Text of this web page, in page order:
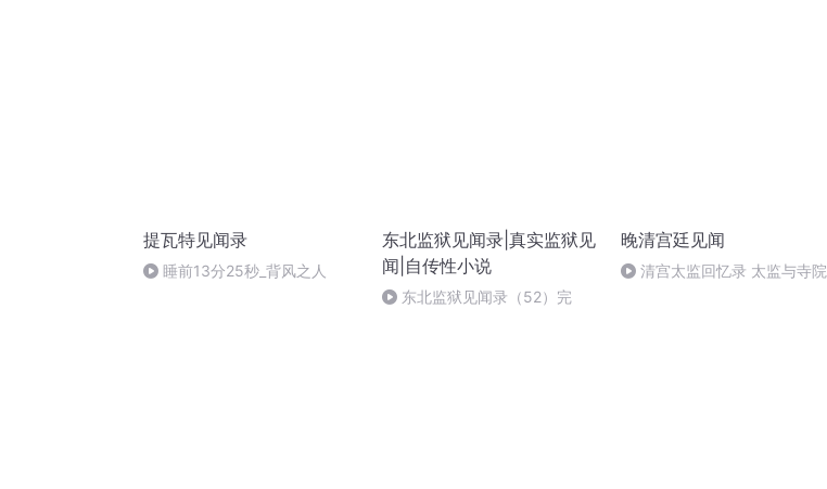
提瓦特见闻录
睡前13分25秒_背风之人
东北监狱见闻录|真实监狱见
闻|自传性小说
东北监狱见闻录（52）完
晚清宫廷见闻
清宫太监回忆录 太监与寺院